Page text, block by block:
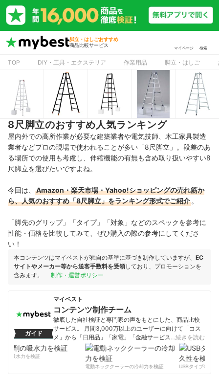
脚立・はしごおすすめ
商品比較サービス
マイページ 検索
TOP DIY・工具・エクステリア 作業用品 脚立・はしご
8尺脚立のおすすめ人気ランキング
屋内外での高所作業が必要な建築業者や電気技師、木工家具製造
業者などプロの現場で使われることが多い「8尺脚立」。段差のあ
る場所での使用も考慮し、伸縮機能の有無も含め取り扱いやすい8
尺脚立を選びたいですよね。
今回は、
Amazon・楽天市場・Yahoo!ショッピングの売れ筋か
ら、人気のおすすめ「8尺脚立」をランキング形式でご紹介 。
「脚先のグリップ」「タイプ」「対象」などのスペックを参考に
性能・価格を比較してみて、ぜひ購入の際の参考にしてくださ
い！
本コンテンツはマイベストが独自の基準に基づき制作していますが、 EC
サイトやメーカー等から送客手数料を受領しており、プロモーションを
含みます。
制作・運営ポリシー
ガイド
マイベスト
コンテンツ制作チーム
徹底した自社検証と専門家の声をもとにした、商品比較
サービス。 月間3,000万以上のユーザーに向けて「コス
メ」から「日用品」「家電」「金融サービス」まで、ベ
ストな商品を選んでもらうために、毎日コンテンツを制
コンテンツ制作チームのプロフィール
…続きを読む
の吸水力を検証
電動ネッククーラーの冷却力を検証
USBタイプCケー